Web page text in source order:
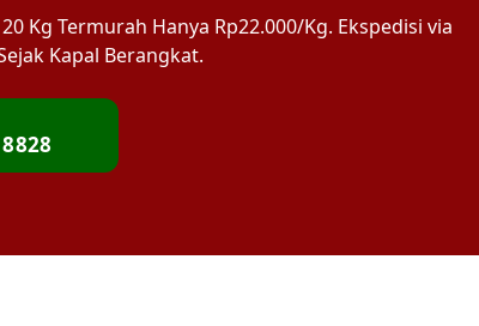
Kg Termurah Hanya Rp22.000/Kg. Ekspedisi via
Kapal Berangkat.